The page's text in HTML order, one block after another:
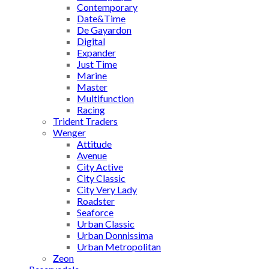
Contemporary
Date&Time
De Gayardon
Digital
Expander
Just Time
Marine
Master
Multifunction
Racing
Trident Traders
Wenger
Attitude
Avenue
City Active
City Classic
City Very Lady
Roadster
Seaforce
Urban Classic
Urban Donnissima
Urban Metropolitan
Zeon